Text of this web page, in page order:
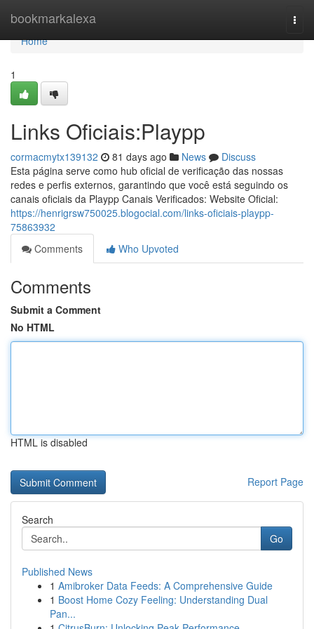
bookmarkalexa
Home
Home
1
Links Oficiais:Playpp
cormacmytx139132 81 days ago News
Discuss
Esta página serve como hub oficial de verificação das nossas
redes e perfis externos, garantindo que você está seguindo os
canais oficiais da Playpp Canais Verificados: Website Oficial:
https://henrigrsw750025.blogocial.com/links-oficiais-playpp-
75863932
Comments
Who Upvoted
Comments
Submit a Comment
No HTML
HTML is disabled
Report Page
Search
Go
Published News
1 Amibroker Data Feeds: A Comprehensive Guide
1 Boost Home Cozy Feeling: Understanding Dual
Pan...